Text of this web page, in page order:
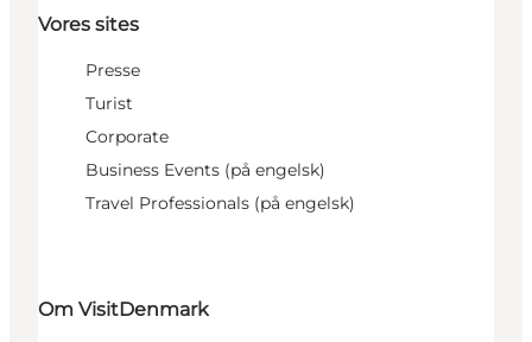
Vores sites
Presse
Turist
Corporate
Business Events (på engelsk)
Travel Professionals (på engelsk)
Om VisitDenmark